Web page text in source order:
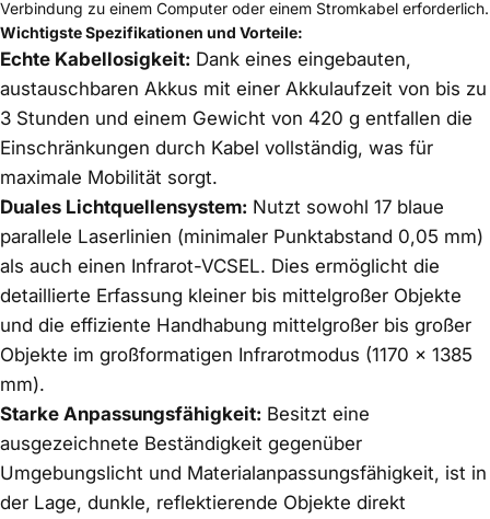
Verbindung zu einem Computer oder einem Stromkabel erforderlich.
Wichtigste Spezifikationen und Vorteile:
Echte Kabellosigkeit: Dank eines eingebauten,
austauschbaren Akkus mit einer Akkulaufzeit von bis zu
3 Stunden und einem Gewicht von 420 g entfallen die
Einschränkungen durch Kabel vollständig, was für
maximale Mobilität sorgt.
Duales Lichtquellensystem: Nutzt sowohl 17 blaue
parallele Laserlinien (minimaler Punktabstand 0,05 mm)
als auch einen Infrarot-VCSEL. Dies ermöglicht die
detaillierte Erfassung kleiner bis mittelgroßer Objekte
und die effiziente Handhabung mittelgroßer bis großer
Objekte im großformatigen Infrarotmodus (1170 × 1385
mm).
Starke Anpassungsfähigkeit: Besitzt eine
ausgezeichnete Beständigkeit gegenüber
Umgebungslicht und Materialanpassungsfähigkeit, ist in
der Lage, dunkle, reflektierende Objekte direkt